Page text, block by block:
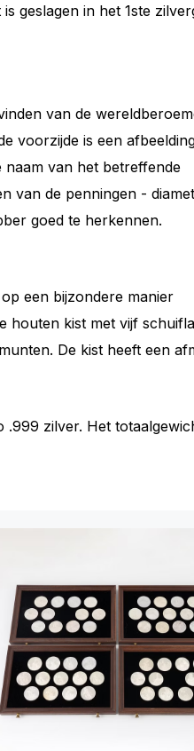
geslagen in het 1ste
van de
voorzijde is een
van het betreffende
van de penningen -
goed te herkennen.
een bijzondere manier
houten kist met vijf
De kist heeft een
.999 zilver. Het